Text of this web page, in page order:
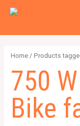
Inhalt
r
u
c
r
u
c
t
r
u
t
s
r
u
c
Home / Products
750
Bike